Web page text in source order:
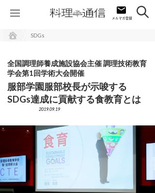
SDGs
全国調理師養成施設協会主催 調理技術教育
学会第1回学術大会開催
服部学園服部校長が示唆する
SDGs達成に貢献する食教育とは
2019.09.19